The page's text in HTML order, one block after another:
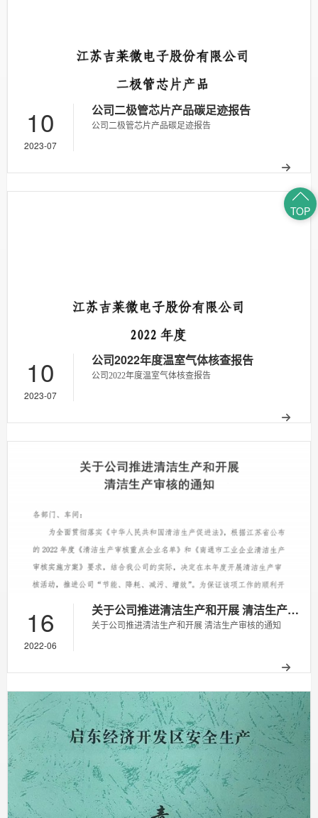
10
2023-07
公司二极管芯片产品碳足迹报告
公司二极管芯片产品碳足迹报告

10
2023-07
公司2022年度温室气体核查报告
公司2022年度温室气体核查报告

16
2022-06
关于公司推进清洁生产和开展 清洁生产审核的通知
关于公司推进清洁生产和开展 清洁生产审核的通知

TOP